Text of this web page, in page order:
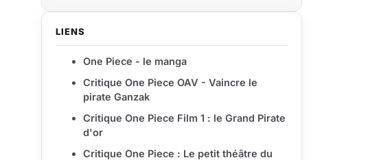
LIENS
One Piece - le manga
Critique One Piece OAV - Vaincre le
pirate Ganzak
Critique One Piece Film 1 : le Grand Pirate
d'or
Critique One Piece : Le petit théâtre du